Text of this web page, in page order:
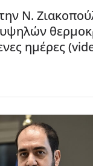
Ν.
ημέρες